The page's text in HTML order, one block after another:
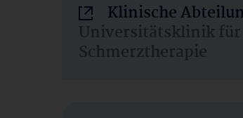
Klinische
Universitätsklinik für
Schmerztherapie